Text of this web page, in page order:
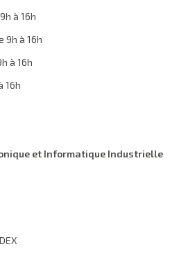
à 16h
9h à 16h
à 16h
16h
et Informatique Industrielle